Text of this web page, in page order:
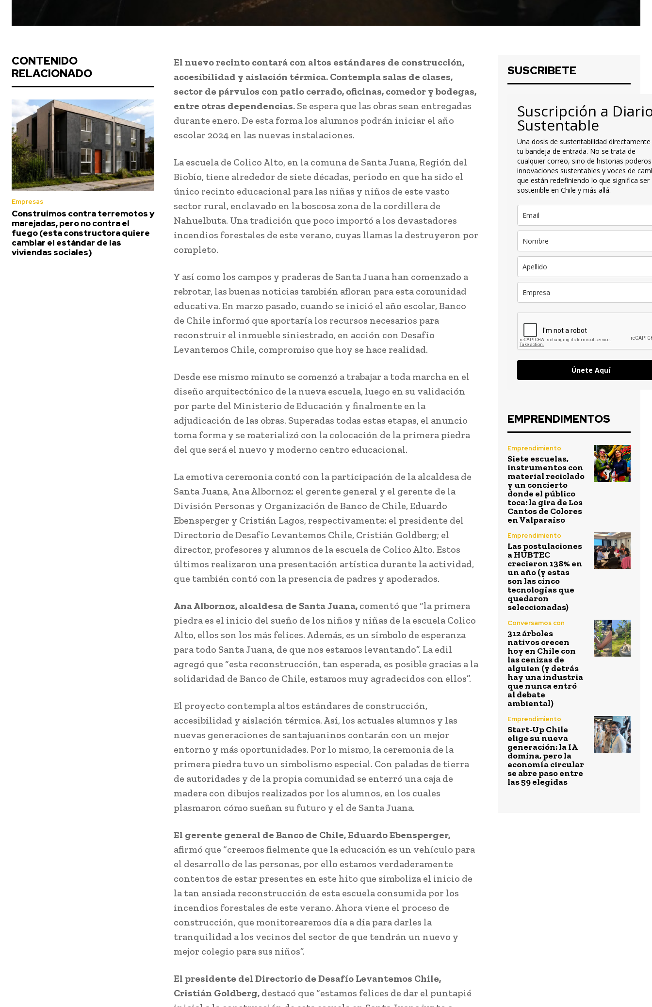
CONTENIDO
RELACIONADO
Empresas
Construimos contra terremotos y
marejadas, pero no contra el
fuego (esta constructora quiere
cambiar el estándar de las
viviendas sociales)
El nuevo recinto contará con altos estándares de construcción,
accesibilidad y aislación térmica. Contempla salas de clases,
sector de párvulos con patio cerrado, oficinas, comedor y bodegas,
entre otras dependencias. Se espera que las obras sean entregadas
durante enero. De esta forma los alumnos podrán iniciar el año
escolar 2024 en las nuevas instalaciones.
La escuela de Colico Alto, en la comuna de Santa Juana, Región del
Biobío, tiene alrededor de siete décadas, período en que ha sido el
único recinto educacional para las niñas y niños de este vasto
sector rural, enclavado en la boscosa zona de la cordillera de
Nahuelbuta. Una tradición que poco importó a los devastadores
incendios forestales de este verano, cuyas llamas la destruyeron por
completo.
Y así como los campos y praderas de Santa Juana han comenzado a
rebrotar, las buenas noticias también afloran para esta comunidad
educativa. En marzo pasado, cuando se inició el año escolar, Banco
de Chile informó que aportaría los recursos necesarios para
reconstruir el inmueble siniestrado, en acción con Desafío
Levantemos Chile, compromiso que hoy se hace realidad.
Desde ese mismo minuto se comenzó a trabajar a toda marcha en el
diseño arquitectónico de la nueva escuela, luego en su validación
por parte del Ministerio de Educación y finalmente en la
adjudicación de las obras. Superadas todas estas etapas, el anuncio
toma forma y se materializó con la colocación de la primera piedra
del que será el nuevo y moderno centro educacional.
La emotiva ceremonia contó con la participación de la alcaldesa de
Santa Juana, Ana Albornoz; el gerente general y el gerente de la
División Personas y Organización de Banco de Chile, Eduardo
Ebensperger y Cristián Lagos, respectivamente; el presidente del
Directorio de Desafío Levantemos Chile, Cristián Goldberg; el
director, profesores y alumnos de la escuela de Colico Alto. Estos
últimos realizaron una presentación artística durante la actividad,
que también contó con la presencia de padres y apoderados.
Ana Albornoz, alcaldesa de Santa Juana, comentó que “la primera
piedra es el inicio del sueño de los niños y niñas de la escuela Colico
Alto, ellos son los más felices. Además, es un símbolo de esperanza
para todo Santa Juana, de que nos estamos levantando”. La edil
agregó que “esta reconstrucción, tan esperada, es posible gracias a la
solidaridad de Banco de Chile, estamos muy agradecidos con ellos”.
El proyecto contempla altos estándares de construcción,
accesibilidad y aislación térmica. Así, los actuales alumnos y las
nuevas generaciones de santajuaninos contarán con un mejor
entorno y más oportunidades. Por lo mismo, la ceremonia de la
primera piedra tuvo un simbolismo especial. Con paladas de tierra
de autoridades y de la propia comunidad se enterró una caja de
madera con dibujos realizados por los alumnos, en los cuales
plasmaron cómo sueñan su futuro y el de Santa Juana.
El gerente general de Banco de Chile,Eduardo Ebensperger,
afirmó que “creemos fielmente que la educación es un vehículo para
el desarrollo de las personas, por ello estamos verdaderamente
contentos de estar presentes en este hito que simboliza el inicio de
la tan ansiada reconstrucción de esta escuela consumida por los
incendios forestales de este verano. Ahora viene el proceso de
construcción, que monitorearemos día a día para darles la
tranquilidad a los vecinos del sector de que tendrán un nuevo y
mejor colegio para sus niños”.
El presidente del Directorio de Desafío Levantemos Chile,
Cristián Goldberg, destacó que “estamos felices de dar el puntapié
SUSCRIBETE
Suscripción a
Sustentable
Una dosis de sustentabilidad
tu bandeja de entrada. No se trata de
cualquier correo, sino de historias
innovaciones sustentables y voces de
que están redefiniendo lo que significa ser
sostenible en Chile y más allá.
Únete Aquí
EMPRENDIMENTOS
Emprendimiento
Siete escuelas,
instrumentos con
material reciclado
y un concierto
donde el público
toca: la gira de Los
Cantos de Colores
en Valparaíso
Emprendimiento
Las postulaciones
a HUBTEC
crecieron 138% en
un año (y estas
son las cinco
tecnologías que
quedaron
seleccionadas)
Conversamos con
312 árboles
nativos crecen
hoy en Chile con
las cenizas de
alguien (y detrás
hay una industria
que nunca entró
al debate
ambiental)
Emprendimiento
Start-Up Chile
elige su nueva
generación: la IA
domina, pero la
economía circular
se abre paso entre
las 59 elegidas